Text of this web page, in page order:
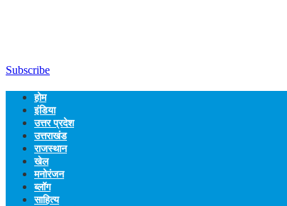
Subscribe
होम
इंडिया
उत्तर प्रदेश
उत्तराखंड
राजस्थान
खेल
मनोरंजन
ब्लॉग
साहित्य